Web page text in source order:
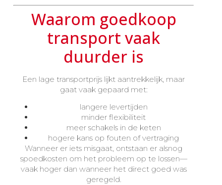
Waarom goedkoop
transport vaak
duurder is
Een lage transportprijs lijkt aantrekkelijk, maar
gaat vaak gepaard met:
langere levertijden
minder flexibiliteit
meer schakels in de keten
hogere kans op fouten of vertraging
Wanneer er iets misgaat, ontstaan er alsnog
spoedkosten om het probleem op te lossen—
vaak hoger dan wanneer het direct goed was
geregeld.